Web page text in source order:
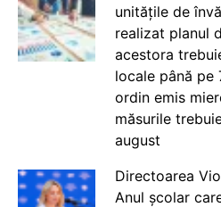
unitățile de
realizat planul
acestora
locale până pe
ordin emis
măsurile
august
Directoarea
Anul școlar